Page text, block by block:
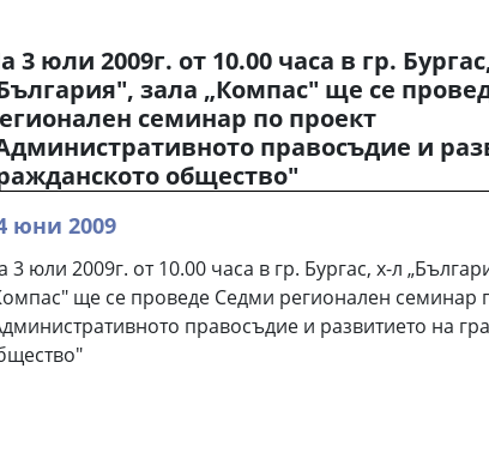
3 юли 2009г. от 10.00 часа в гр.
зала „Компас" ще се
семинар по проект
правосъдие и
общество"
юни 2009
3 юли 2009г. от 10.00 часа в гр. Бургас, х-л
ще се проведе Седми регионален семинар
правосъдие и развитието на